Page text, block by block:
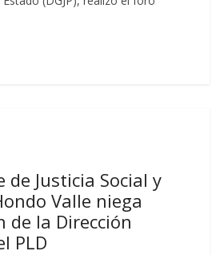
de Justicia Social y
Valle niega
de la Dirección
PLD